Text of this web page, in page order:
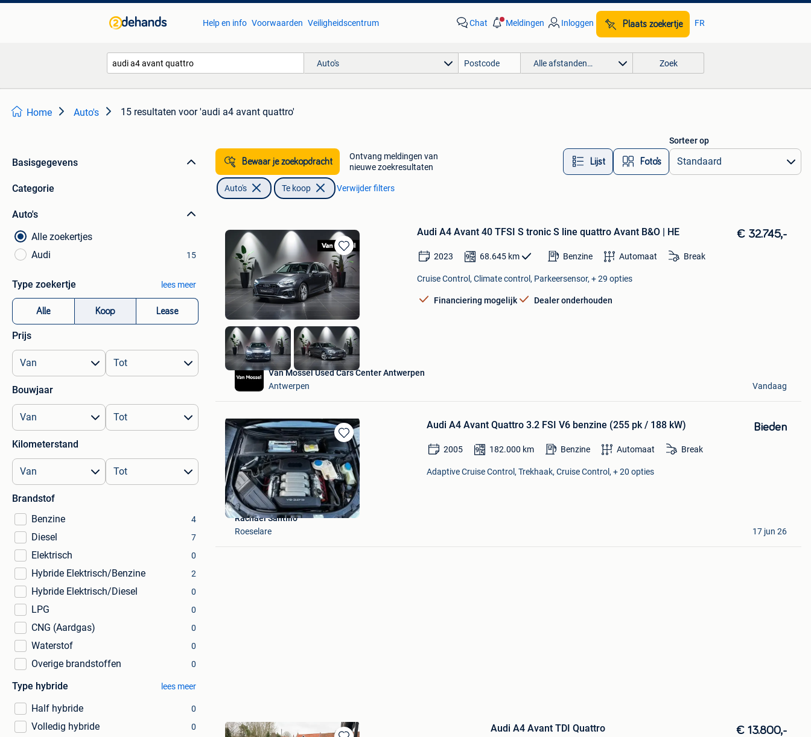
Help en info Voorwaarden Veiligheidscentrum Chat Meldingen Inloggen Plaats zoekertje FR
Auto's Alle afstanden… Zoek
Home Auto's 15 resultaten voor 'audi a4 avant quattro'
Basisgegevens
Categorie
Auto's
Alle zoekertjes
Audi
15
Type zoekertje lees meer
Alle Koop Lease
Prijs
Bouwjaar
Kilometerstand
Brandstof
Benzine
4
Diesel 7
Elektrisch 0
Hybride Elektrisch/Benzine 2
Hybride Elektrisch/Diesel 0
LPG 0
CNG (Aardgas) 0
Waterstof 0
Overige brandstoffen 0
Type hybride lees meer
Half hybride 0
Volledig hybride 0
Bewaar je zoekopdracht
Ontvang meldingen van
nieuwe zoekresultaten
Lijst Foto’s
Sorteer op
Auto's Te koop Verwijder filters
Bewaren
in
Mijn
Favorieten
Audi A4 Avant 40 TFSI S tronic S line quattro Avant B&O | HE € 32.745,-
2023 68.645 km Benzine Automaat Break
Cruise Control, Climate control, Parkeersensor, + 29 opties
Financiering mogelijk Dealer onderhouden
Van Mossel Used Cars Center Antwerpen
Antwerpen
Vandaag
Bewaren
in
Mijn
Favorieten
Audi A4 Avant Quattro 3.2 FSI V6 benzine (255 pk / 188 kW) Bieden
2005 182.000 km Benzine Automaat Break
Adaptive Cruise Control, Trekhaak, Cruise Control, + 20 opties
Rachael Santillo
Roeselare
17 jun 26
Audi A4 Avant TDI Quattro € 13.800,-